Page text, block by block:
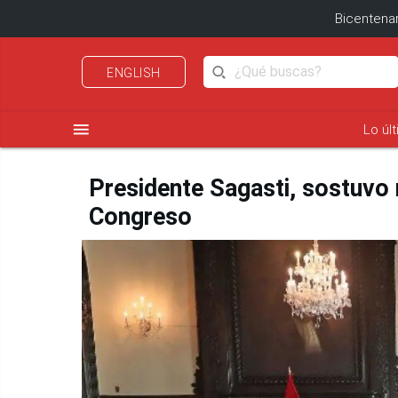
ENGLISH
menu Lo
Presidente Sagasti, sostuvo
Congreso